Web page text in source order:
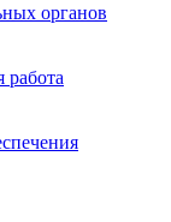
органов
работа